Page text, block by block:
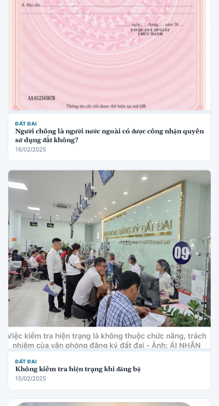
ĐẤT ĐAI
Người chồng là người nước ngoài có được công nhận quyền
sử dụng đất không?
16/02/2025
ĐẤT ĐAI
Không kiểm tra hiện trạng khi đăng bộ
15/02/2025